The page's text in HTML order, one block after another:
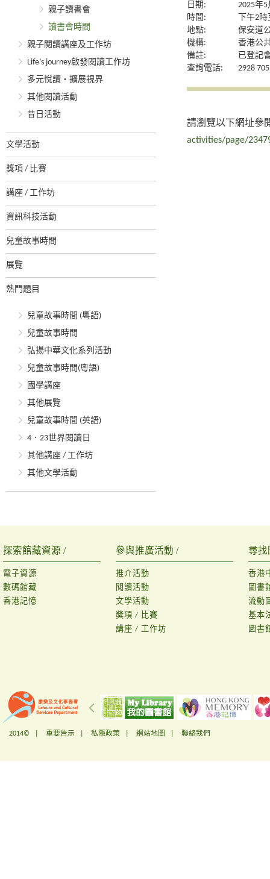
親子讀書會
讀書會時間
親子閱讀講座及工作坊
Life’s journey啟發閱讀工作坊
多元悅讀‧擴展視界
其他閱讀活動
昔日活動
文學活動
獎項 / 比賽
講座 / 工作坊
資訊科技活動
兒童故事時間
展覽
熱門題目
兒童故事時間 (粵語)
兒童故事時間
弘揚中華文化系列活動
兒童故事時間(粵語)
國學講座
其他展覽
兒童故事時間 (英語)
4．23世界閱讀日
其他講座 / 工作坊
其他文學活動
日期:
2025年
時間:
下午2
地點:
保安道
機構:
香港公
備註:
已登記
查詢電話:
2928
請瀏覽以下網址參
activities/page/
探索館藏資源 /
電子資源
數碼館藏
香港記憶
參與推廣活動 /
推介活動
閱讀活動
文學活動
獎項 / 比賽
講座 / 工作坊
尋找
香港
圖書
流動
基本
圖書
2014© | 重要告示 私隱政策 網站地圖 聯絡我們